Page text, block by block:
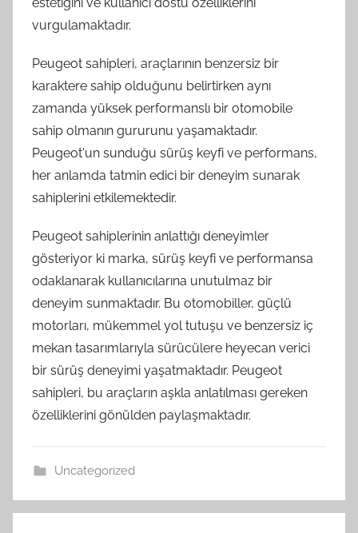
vurgulamaktadır.
Peugeot sahipleri, araçlarının benzersiz bir
karaktere sahip olduğunu belirtirken aynı
zamanda yüksek performanslı bir otomobile
sahip olmanın gururunu yaşamaktadır.
Peugeot'un sunduğu sürüş keyfi ve performans,
her anlamda tatmin edici bir deneyim sunarak
sahiplerini etkilemektedir.
Peugeot sahiplerinin anlattığı deneyimler
gösteriyor ki marka, sürüş keyfi ve performansa
odaklanarak kullanıcılarına unutulmaz bir
deneyim sunmaktadır. Bu otomobiller, güçlü
motorları, mükemmel yol tutuşu ve benzersiz iç
mekan tasarımlarıyla sürücülere heyecan verici
bir sürüş deneyimi yaşatmaktadır. Peugeot
sahipleri, bu araçların aşkla anlatılması gereken
özelliklerini gönülden paylaşmaktadır.
Uncategorized